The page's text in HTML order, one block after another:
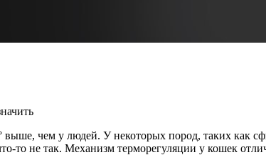
выше, чем у людей. У некоторых пород, таких как
то не так. Механизм терморегуляции у кошек